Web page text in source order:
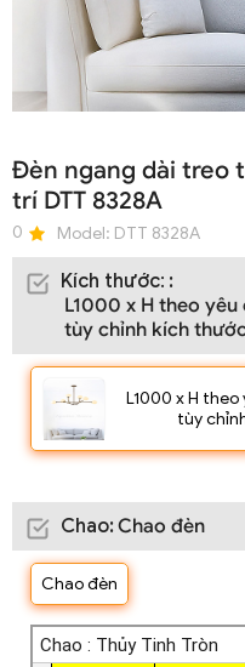
Đèn ngang dài treo
trí DTT 8328A
0 Model: DTT 8328A
Kích thước: :
L1000 x H theo
tùy chỉnh kích
L1000 x H
tùy
Chao: Chao đèn
Chao đèn